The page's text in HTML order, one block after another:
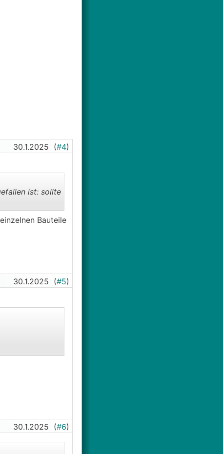
30.1.2025 (#4)
ist: sollte
Bauteile
30.1.2025 (#5)
30.1.2025 (#6)